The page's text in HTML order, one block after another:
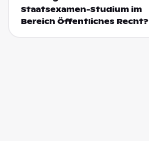
Staatsexamen-Studium im
Bereich Öffentliches Recht?